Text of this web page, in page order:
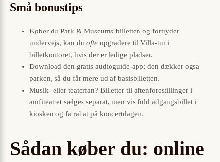
Små bonustips
Køber du Park & Museums-billetten og fortryder
undervejs, kan du ofte opgradere til Villa-tur i
billetkontoret, hvis der er ledige pladser.
Download den gratis audioguide-app; den dækker også
parken, så du får mere ud af basis­billetten.
Musik- eller teaterfan? Billetter til aftenforestillinger i
amfiteatret sælges separat, men vis fuld adgangsbillet i
kiosken og få rabat på koncert­dagen.
Sådan køber du: online